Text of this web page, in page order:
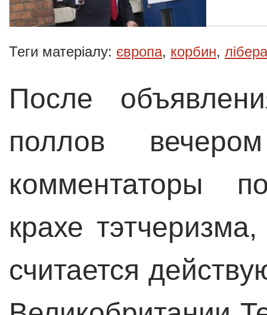
Теги матеріалу: європа, корбин,
После
поллов
комментаторы
крахе
считается